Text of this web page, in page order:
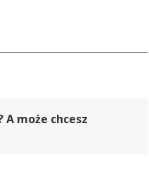
może chcesz